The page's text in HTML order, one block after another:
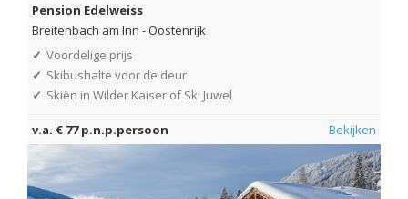
Pension Edelweiss
Breitenbach am Inn -Oostenrijk
✓ Voordelige prijs
✓ Skibushalte voor de deur
✓ Skiën in Wilder Kaiser of Ski Juwel
v.a. € 77 p.n.p.persoon Bekijken